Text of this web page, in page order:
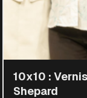
10x10 :
Shepard